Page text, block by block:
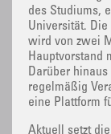
des Studiums,
Universität.
wird von zwei
Hauptvorstand
Darüber
regelmäßig
eine Plattform
Aktuell setzt